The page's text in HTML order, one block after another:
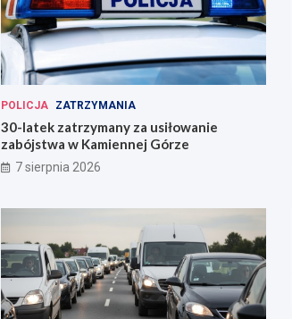
POLICJA ZATRZYMANIA
30-latek zatrzymany za usiłowanie
zabójstwa w Kamiennej Górze
7 sierpnia 2026